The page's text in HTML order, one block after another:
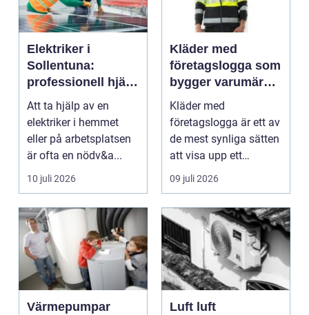
Elektriker i
Sollentuna:
professionell hjälp
när du behöver det
Att ta hjälp av en
elektriker i hemmet
eller på arbetsplatsen
är ofta en nödv&a...
10 juli 2026
Kläder med
företagslogga som
bygger varumärke
i vardagen
Kläder med
företagslogga är ett av
de mest synliga sätten
att visa upp ett
varum...
09 juli 2026
Värmepumpar
Luft luft